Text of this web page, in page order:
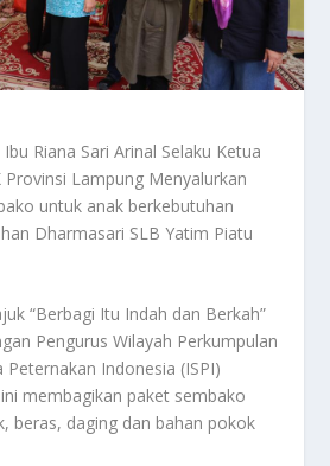
Riana Sari Arinal Selaku Ketua
Provinsi Lampung Menyalurkan
untuk anak berkebutuhan
Dharmasari SLB Yatim Piatu
“Berbagi Itu Indah dan Berkah”
Pengurus Wilayah Perkumpulan
Peternakan Indonesia (ISPI)
membagikan paket sembako
beras, daging dan bahan pokok